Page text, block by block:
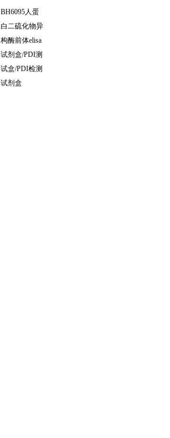
BH6095人蛋
白二硫化物异
构酶前体elisa
试剂盒/PDI测
试盒/PDI检测
试剂盒